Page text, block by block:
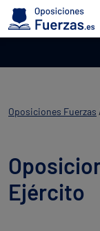
Oposiciones Fuerzas
Ejército